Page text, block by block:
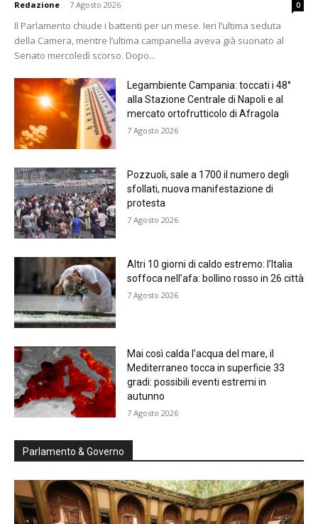
Redazione - 7 Agosto 2026 0
Il Parlamento chiude i battenti per un mese. Ieri l’ultima seduta
della Camera, mentre l’ultima campanella aveva già suonato al
Senato mercoledì scorso. Dopo...
Legambiente Campania: toccati i 48°
alla Stazione Centrale di Napoli e al
mercato ortofrutticolo di Afragola
7 Agosto 2026
Pozzuoli, sale a 1700 il numero degli
sfollati, nuova manifestazione di
protesta
7 Agosto 2026
Altri 10 giorni di caldo estremo: l’Italia
soffoca nell’afa: bollino rosso in 26 città
7 Agosto 2026
Mai così calda l’acqua del mare, il
Mediterraneo tocca in superficie 33
gradi: possibili eventi estremi in
autunno
7 Agosto 2026
Parlamento & Governo